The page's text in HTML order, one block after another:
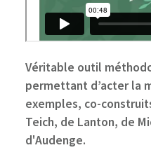
Véritable outil
permettant d’acter la
exemples, co-
Teich, de Lanton, de
d'Audenge.